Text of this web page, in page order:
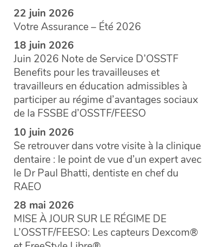
22 juin 2026
Votre Assurance – Été 2026
18 juin 2026
Juin 2026 Note de Service D’OSSTF
Benefits pour les travailleuses et
travailleurs en éducation admissibles à
participer au régime d’avantages sociaux
de la FSSBE d’OSSTF/FEESO
10 juin 2026
Se retrouver dans votre visite à la clinique
dentaire : le point de vue d’un expert avec
le Dr Paul Bhatti, dentiste en chef du
RAEO
28 mai 2026
MISE À JOUR SUR LE RÉGIME DE
L’OSSTF/FEESO: Les capteurs Dexcom®